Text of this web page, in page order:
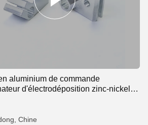
aluminium de commande
d'électrodéposition zinc-nickel
Chine